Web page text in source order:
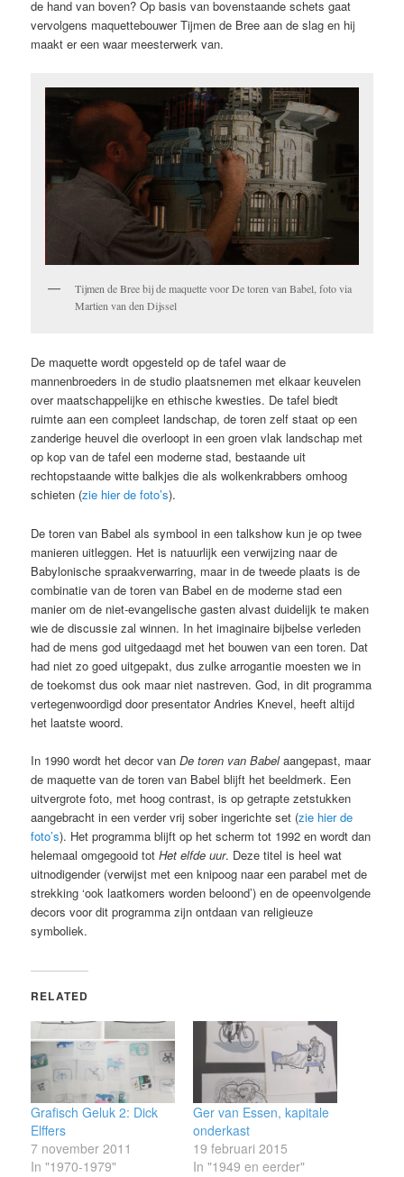
de hand van boven? Op basis van bovenstaande schets gaat
vervolgens maquettebouwer Tijmen de Bree aan de slag en hij
maakt er een waar meesterwerk van.
Tijmen de Bree bij de maquette voor De toren van Babel, foto via
Martien van den Dijssel
De maquette wordt opgesteld op de tafel waar de
mannenbroeders in de studio plaatsnemen met elkaar keuvelen
over maatschappelijke en ethische kwesties. De tafel biedt
ruimte aan een compleet landschap, de toren zelf staat op een
zanderige heuvel die overloopt in een groen vlak landschap met
op kop van de tafel een moderne stad, bestaande uit
rechtopstaande witte balkjes die als wolkenkrabbers omhoog
schieten (zie hier de foto’s).
De toren van Babel als symbool in een talkshow kun je op twee
manieren uitleggen. Het is natuurlijk een verwijzing naar de
Babylonische spraakverwarring, maar in de tweede plaats is de
combinatie van de toren van Babel en de moderne stad een
manier om de niet-evangelische gasten alvast duidelijk te maken
wie de discussie zal winnen. In het imaginaire bijbelse verleden
had de mens god uitgedaagd met het bouwen van een toren. Dat
had niet zo goed uitgepakt, dus zulke arrogantie moesten we in
de toekomst dus ook maar niet nastreven. God, in dit programma
vertegenwoordigd door presentator Andries Knevel, heeft altijd
het laatste woord.
In 1990 wordt het decor vanDe toren van Babelaangepast, maar
de maquette van de toren van Babel blijft het beeldmerk. Een
uitvergrote foto, met hoog contrast, is op getrapte zetstukken
aangebracht in een verder vrij sober ingerichte set (zie hier de
foto’s). Het programma blijft op het scherm tot 1992 en wordt dan
helemaal omgegooid totHet elfde uur. Deze titel is heel wat
uitnodigender (verwijst met een knipoog naar een parabel met de
strekking ‘ook laatkomers worden beloond’) en de opeenvolgende
decors voor dit programma zijn ontdaan van religieuze
symboliek.
RELATED
Grafisch Geluk 2: Dick
Elffers
7 november 2011
In "1970-1979"
Ger van Essen, kapitale
onderkast
19 februari 2015
In "1949 en eerder"